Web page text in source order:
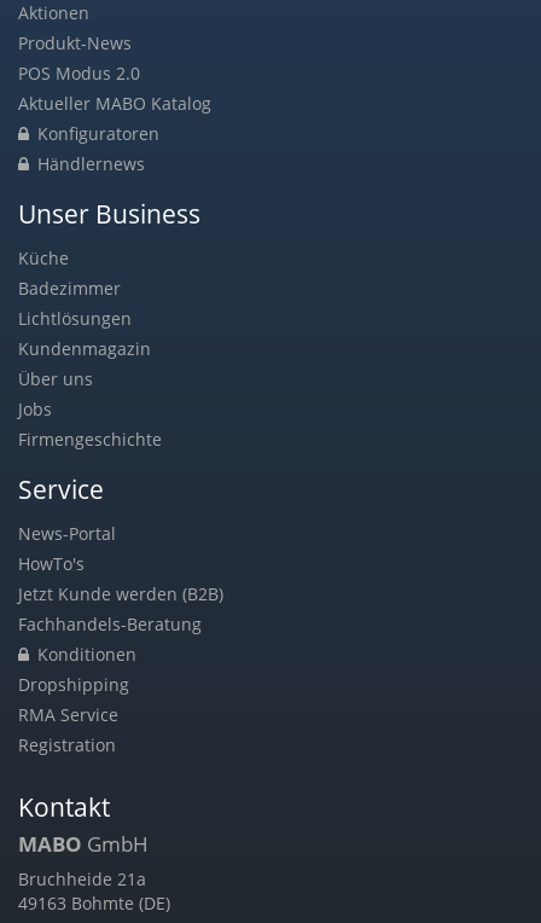
Aktionen
Produkt-News
POS Modus 2.0
Aktueller MABO Katalog
Konfiguratoren
Händlernews
Unser Business
Küche
Badezimmer
Lichtlösungen
Kundenmagazin
Über uns
Jobs
Firmengeschichte
Service
News-Portal
HowTo's
Jetzt Kunde werden (B2B)
Fachhandels-Beratung
Konditionen
Dropshipping
RMA Service
Registration
Kontakt
MABO GmbH
Bruchheide 21a
49163 Bohmte (DE)